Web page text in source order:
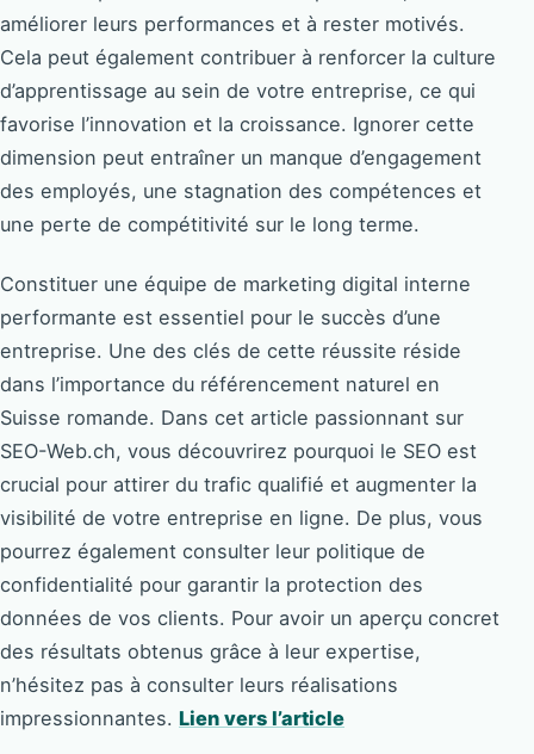
améliorer leurs performances et à rester motivés.
Cela peut également contribuer à renforcer la culture
d’apprentissage au sein de votre entreprise, ce qui
favorise l’innovation et la croissance. Ignorer cette
dimension peut entraîner un manque d’engagement
des employés, une stagnation des compétences et
une perte de compétitivité sur le long terme.
Constituer une équipe de marketing digital interne
performante est essentiel pour le succès d’une
entreprise. Une des clés de cette réussite réside
dans l’importance du référencement naturel en
Suisse romande. Dans cet article passionnant sur
SEO-Web.ch, vous découvrirez pourquoi le SEO est
crucial pour attirer du trafic qualifié et augmenter la
visibilité de votre entreprise en ligne. De plus, vous
pourrez également consulter leur politique de
confidentialité pour garantir la protection des
données de vos clients. Pour avoir un aperçu concret
des résultats obtenus grâce à leur expertise,
n’hésitez pas à consulter leurs réalisations
impressionnantes. Lien vers l’article